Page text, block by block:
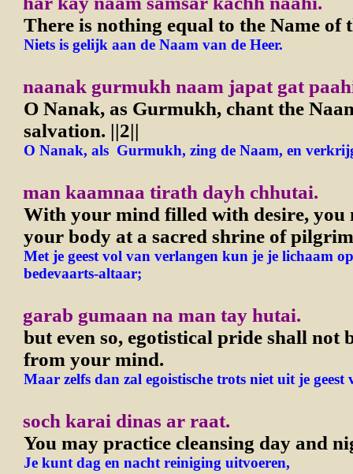
There is nothing equal to the Name of
Niets is gelijk aan de Naam van de Heer.
naanak gurmukh naam japat gat
O Nanak, as Gurmukh, chant the
salvation. ||2||
O Nanak, als Gurmukh, zing de Naam, en
man kaamnaa tirath dayh chhutai.
With your mind filled with desire, you
your body at a sacred shrine of
Met je geest vol van verlangen kun je je lichaam
bedevaarts-altaar;
garab gumaan na man tay hutai.
but even so, egotistical pride shall not
from your mind.
Maar zelfs dan zal egoistische trots niet uit je
soch karai dinas ar raat.
You may practice cleansing day and
Je kunt dag en nacht reiniging uitvoeren,